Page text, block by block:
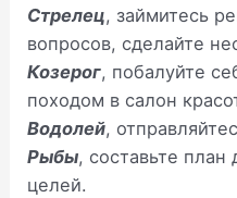
Стрелец, займитесь
вопросов, сделайте
Козерог, побалуйте
походом в салон
Водолей,
Рыбы, составьте
целей.